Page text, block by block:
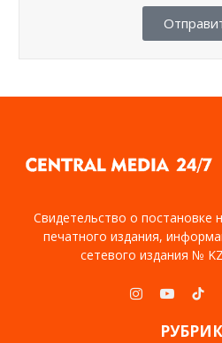
Свидетельство о постановке
печатного издания,
сетевого издания №
Instagram
YouTube